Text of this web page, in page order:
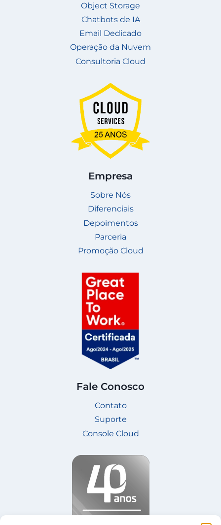
Object Storage
Chatbots de IA
Email Dedicado
Operação da Nuvem
Consultoria Cloud
Empresa
Sobre Nós
Diferenciais
Depoimentos
Parceria
Promoção Cloud
Fale Conosco
Contato
Suporte
Console Cloud